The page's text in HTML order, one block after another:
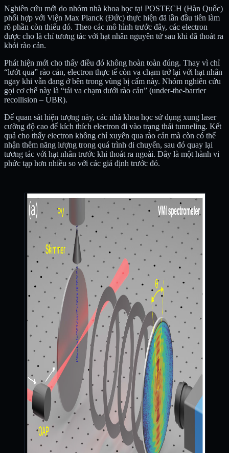
Nghiên cứu mới do nhóm nhà khoa học tại POSTECH (Hàn Quốc)
phối hợp với Viện Max Planck (Đức) thực hiện đã lần đầu tiên làm
rõ phần còn thiếu đó. Theo các mô hình trước đây, các electron
được cho là chỉ tương tác với hạt nhân nguyên tử sau khi đã thoát ra
khỏi rào cản.
Phát hiện mới cho thấy điều đó không hoàn toàn đúng. Thay vì chỉ
“lướt qua” rào cản, electron thực tế còn va chạm trở lại với hạt nhân
ngay khi vẫn đang ở bên trong vùng bị cấm này. Nhóm nghiên cứu
gọi cơ chế này là “tái va chạm dưới rào cản” (under-the-barrier
recollision – UBR).
Để quan sát hiện tượng này, các nhà khoa học sử dụng xung laser
cường độ cao để kích thích electron đi vào trạng thái tunneling. Kết
quả cho thấy electron không chỉ xuyên qua rào cản mà còn có thể
nhận thêm năng lượng trong quá trình di chuyển, sau đó quay lại
tương tác với hạt nhân trước khi thoát ra ngoài. Đây là một hành vi
phức tạp hơn nhiều so với các giả định trước đó.